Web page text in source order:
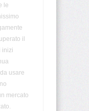
le
il
inizi
usare
mercato